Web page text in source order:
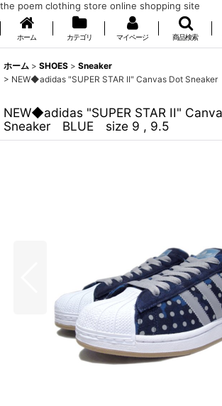
the poem clothing store online shopping site
ホーム カテゴリ マイページ 商品検索
ホーム > SHOES > Sneaker
> NEW◆adidas "SUPER STAR II" Canvas Dot
NEW◆adidas "SUPER STAR II"
Sneaker BLUE size 9 , 9.5